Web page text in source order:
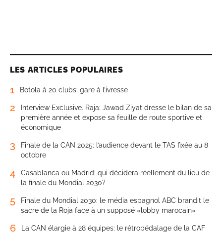
LES ARTICLES POPULAIRES
1 Botola à 20 clubs: gare à l’ivresse
2
Interview Exclusive. Raja: Jawad Ziyat dresse le bilan de sa
première année et expose sa feuille de route sportive et
économique
3
Finale de la CAN 2025: l’audience devant le TAS fixée au 8
octobre
4
Casablanca ou Madrid: qui décidera réellement du lieu de
la finale du Mondial 2030?
5
Finale du Mondial 2030: le média espagnol ABC brandit le
sacre de la Roja face à un supposé «lobby marocain»
6 La CAN élargie à 28 équipes: le rétropédalage de la CAF